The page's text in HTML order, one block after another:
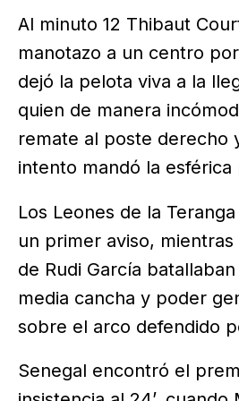
Al minuto 12 Thibaut
manotazo a un centro
dejó la pelota viva a la
quien de manera
remate al poste derecho
intento mandó la esférica
Los Leones de la
un primer aviso,
de Rudi García
media cancha y poder
sobre el arco defendido
Senegal encontró el